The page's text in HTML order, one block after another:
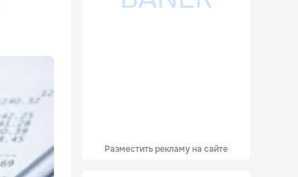
Разместить рекламу на сайте